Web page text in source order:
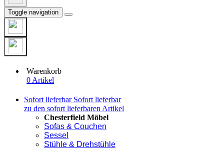
Toggle navigation
Warenkorb
0 Artikel
Sofort lieferbar Sofort lieferbar
zu den sofort lieferbaren Artikel
Chesterfield Möbel
Sofas & Couchen
Sessel
Stühle & Drehstühle